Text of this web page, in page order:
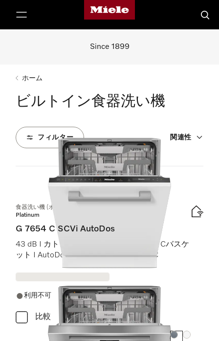
Mieleのホームページ
検索
Since 1899
ホーム
ビルトイン食器洗い機
フィルター 関連性
19 製品
食器洗い機 (オールドア材取付専用タイプ)
Platinum
G 7654 C SCVi AutoDos
43 dB I カトラリートレイ I ExtraComfort Cバスケ
ット I AutoDos I 高温洗浄・すすぎ 75 °C
利用不可
比較
カラー:カラー: